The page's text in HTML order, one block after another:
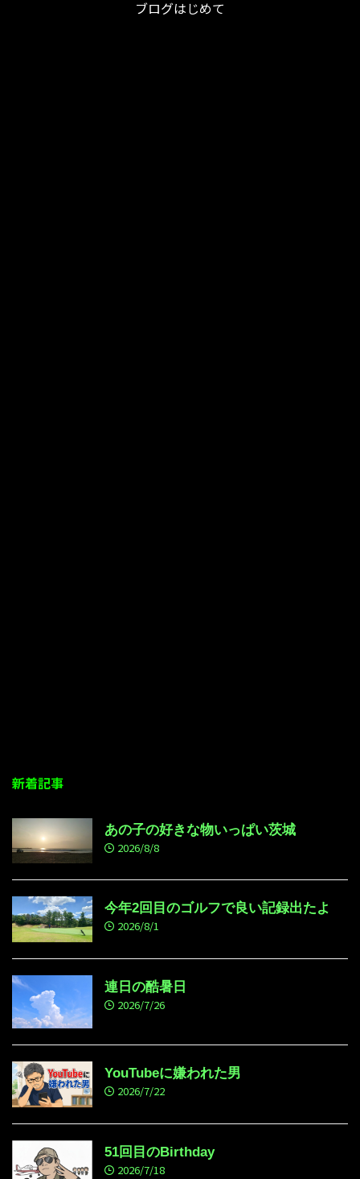
ブログはじめて
新着記事
あの子の好きな物いっぱい茨城
2026/8/8
今年2回目のゴルフで良い記録出たよ
2026/8/1
連日の酷暑日
2026/7/26
YouTubeに嫌われた男
2026/7/22
51回目のBirthday
2026/7/18